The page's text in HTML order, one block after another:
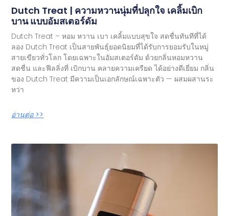
Dutch Treat | ความหวานนุ่มที่ปลุกใจ เคลิ้มเบิก
บาน แบบอัมสเตอร์ดัม
Dutch Treat – หอม หวาน เบา เคลิ้มแบบสุขใจ สดชื่นทันทีที่ได้
ลอง Dutch Treat เป็นสายพันธุ์ยอดนิยมที่ได้รับการยอมรับในหมู่
สายเขียวทั่วโลก โดยเฉพาะในอัมสเตอร์ดัม ด้วยกลิ่นหอมหวาน
สดชื่น และฟีลลิ่งที่ เบิกบาน คลายความเครียด ได้อย่างดีเยี่ยม กลิ่น
ของ Dutch Treat มีความเป็นเอกลักษณ์เฉพาะตัว — ผสมผสานระ
หว่า
อ่านต่อ >>